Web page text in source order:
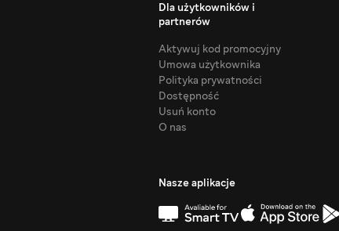
Dla użytkowników i
partnerów
Aktywuj kod promocyjny
Umowa użytkownika
Polityka prywatności
Dostępność
Usuń konto
O nas
Nasze aplikacje